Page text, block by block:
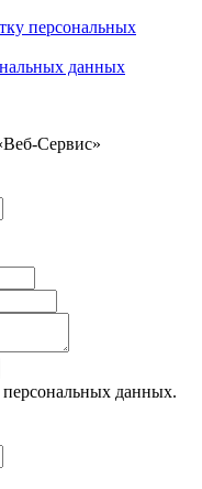
персональных
данных
Cервис»
персональных данных.